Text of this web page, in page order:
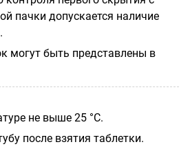
пачки допускается наличие
могут быть представлены в
не выше 25 °С.
после взятия таблетки.